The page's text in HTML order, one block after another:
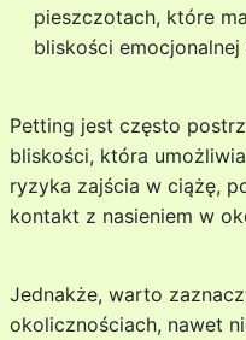
pieszczotach, które
bliskości
Petting jest często
bliskości, która
ryzyka zajścia w ciążę,
kontakt z nasieniem w
Jednakże, warto
okolicznościach, nawet